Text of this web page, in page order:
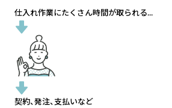
仕入れ作業にたくさん時間が取られる...
契約、発注、支払いなど